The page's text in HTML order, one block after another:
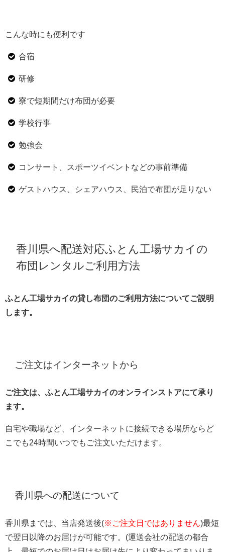
こんな時にも便利です
合宿
研修
寮で短期間だけ布団が必要
学校行事
勉強会
コンサート、スポーツイベントなどの事前準備
ゲストハウス、シェアハウス、民泊で布団が足りない
香川県へ配送対応ふとん工場サカイの
布団レンタルご利用方法
ふとん工場サカイの貸し布団のご利用方法についてご説明
します。
ご注文はインターネットから
ご注文は、ふとん工場サカイのオンラインストアにて承り
ます。
自宅や職場など、インターネットに接続できる場所ならど
こでも24時間いつでもご注文いただけます。
香川県への配送について
香川県までは、当店発送後(※ご注文日ではありません)最短
で翌日以降のお届けが可能です。(運送会社の配送の都合